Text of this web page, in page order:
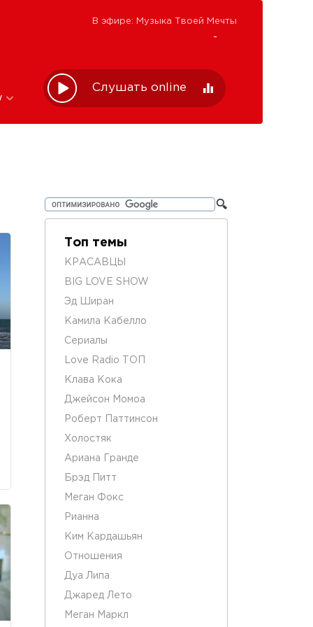
В эфире: Музыка Твоей Мечты
Слушать online
Топ темы
КРАСАВЦЫ
BIG LOVE SHOW
Эд Ширан
Камила Кабелло
Сериалы
Love Radio ТОП
Клава Кока
Джейсон Момоа
Роберт Паттинсон
Холостяк
Ариана Гранде
Брэд Питт
Меган Фокс
Рианна
Ким Кардашьян
Отношения
Дуа Липа
Джаред Лето
Меган Маркл